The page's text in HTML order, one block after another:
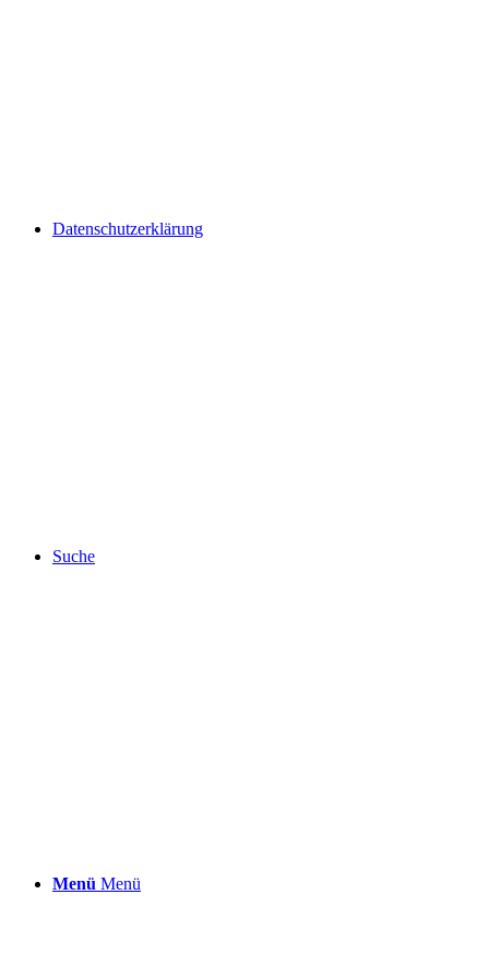
Datenschutzerklärung
Suche
Menü Menü